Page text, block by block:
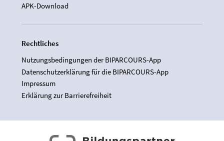
APK-Download
Rechtliches
Nutzungsbedingungen der BIPARCOURS-App
Datenschutzerklärung für die BIPARCOURS-App
Impressum
Erklärung zur Barrierefreiheit